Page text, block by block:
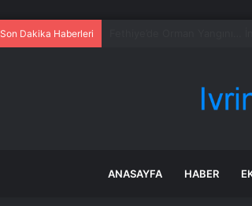
Son Dakika Haberleri
ANASAYFA HABER